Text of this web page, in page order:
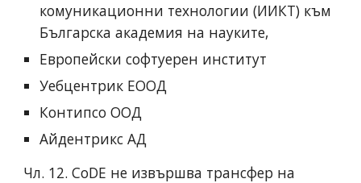
комуникационни технологии (ИИКТ) към
Българска академия на науките,
Европейски софтуерен институт
Уебцентрик ЕООД
Контипсо ООД
Айдентрикс АД
Чл. 12. CoDE не извършва трансфер на